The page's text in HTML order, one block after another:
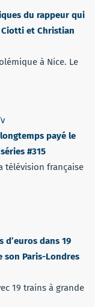
du rappeur qui
et Christian
à Nice. Le
longtemps payé le
#315
télévision française
dans 19
son Paris-Londres
19 trains à grande